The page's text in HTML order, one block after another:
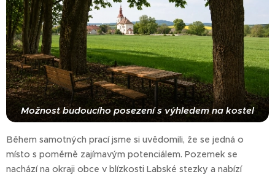
Možnost budoucího posezení s výhledem na kostel
Během samotných prací jsme si uvědomili, že se jedná o
místo s poměrně zajímavým potenciálem. Pozemek se
nachází na okraji obce v blízkosti Labské stezky a nabízí